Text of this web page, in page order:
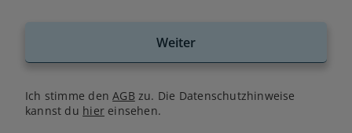
Weiter
Ich stimme denAGB zu. Die Datenschutzhinweise
kannst du hiereinsehen.